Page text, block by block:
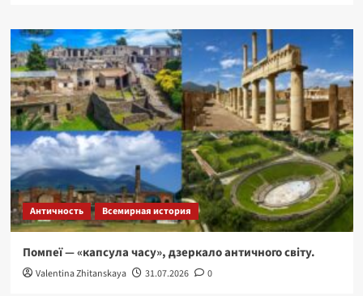
Античность Всемирная история
Помпеї — «капсула часу», дзеркало античного світу.
Valentina Zhitanskaya 31.07.2026 0